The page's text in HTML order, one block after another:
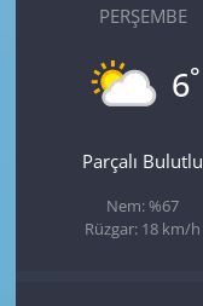
PERŞEMBE
6°
Parçalı Bulutlu
Nem: %67
Rüzgar: 18 km/h